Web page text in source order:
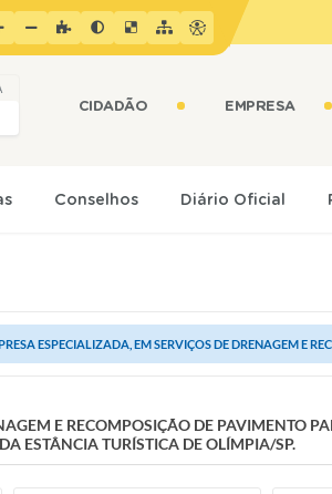
CIDADÃO EMPRESA
Conselhos Diário Oficial
ESPECIALIZADA, EM SERVIÇOS DE DRENAGEM E
E RECOMPOSIÇÃO DE PAVIMENTO
ESTÂNCIA TURÍSTICA DE OLÍMPIA/SP.